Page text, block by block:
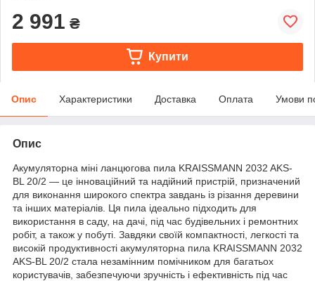
2 991 ₴
Купити
Опис Характеристики Доставка Оплата Умови
Опис
Акумуляторна міні ланцюгова пила KRAISSMANN 2032 AKS-
BL 20/2 — це інноваційний та надійний пристрій, призначений
для виконання широкого спектра завдань із різання деревини
та інших матеріалів. Ця пила ідеально підходить для
використання в саду, на дачі, під час будівельних і ремонтних
робіт, а також у побуті. Завдяки своїй компактності, легкості та
високій продуктивності акумуляторна пила KRAISSMANN 2032
AKS-BL 20/2 стала незамінним помічником для багатьох
користувачів, забезпечуючи зручність і ефективність під час